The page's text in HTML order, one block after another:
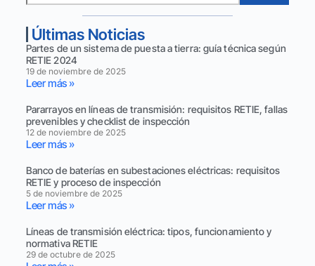
Últimas Noticias
Partes de un sistema de puesta a tierra: guía técnica según
RETIE 2024
19 de noviembre de 2025
Leer más »
Pararrayos en líneas de transmisión: requisitos RETIE, fallas
prevenibles y checklist de inspección
12 de noviembre de 2025
Leer más »
Banco de baterías en subestaciones eléctricas: requisitos
RETIE y proceso de inspección
5 de noviembre de 2025
Leer más »
Líneas de transmisión eléctrica: tipos, funcionamiento y
normativa RETIE
29 de octubre de 2025